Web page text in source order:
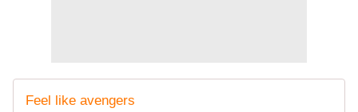
Feel like avengers